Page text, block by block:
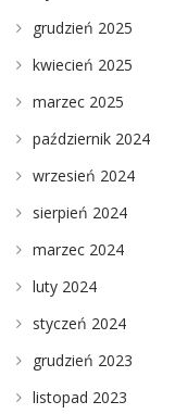
grudzień 2025
kwiecień 2025
marzec 2025
październik 2024
wrzesień 2024
sierpień 2024
marzec 2024
luty 2024
styczeń 2024
grudzień 2023
listopad 2023